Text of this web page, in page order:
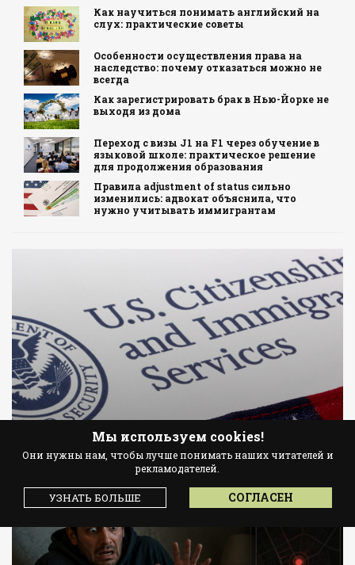
Как научиться понимать английский на
слух: практические советы
Особенности осуществления права на
наследство: почему отказаться можно не
всегда
Как зарегистрировать брак в Нью-Йорке не
выходя из дома
Переход с визы J1 на F1 через обучение в
языковой школе: практическое решение
для продолжения образования
Правила adjustment of status сильно
изменились: адвокат объяснила, что
нужно учитывать иммигрантам
USCIS ПРИЗЫВАЕТ ЖИТЕЛЕЙ США
ДОНОСИТЬ НА ИММИГРАНТОВ
Мы используем cookies!
Они нужны нам, чтобы лучше понимать наших читателей и
рекламодателей.
УЗНАТЬ БОЛЬШЕ СОГЛАСЕН